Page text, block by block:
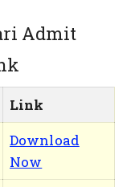
Admit
Link
Download
Now